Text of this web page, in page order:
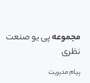
مجموعهپی یو صنعت
نظری
پیام مدیریت